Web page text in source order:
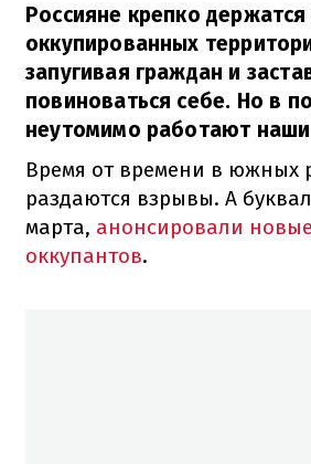
Россияне крепко держатся
оккупированных
запугивая граждан и
повиноваться себе. Но в
неутомимо работают
Время от времени в южных
раздаются взрывы. А
марта, анонсировали
оккупантов.